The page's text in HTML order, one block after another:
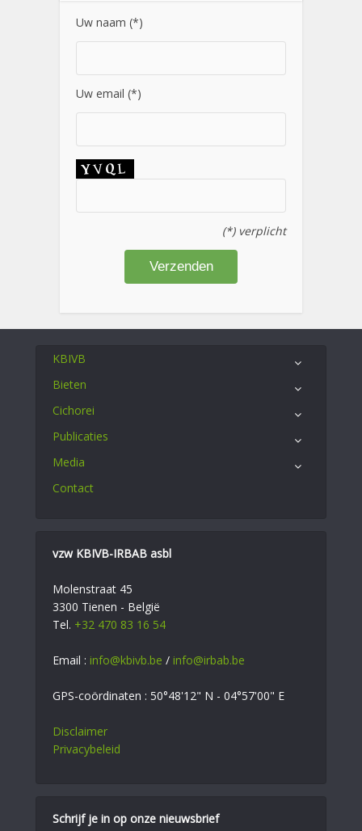
Uw naam (*)
Uw email (*)
(*) verplicht
KBIVB
Bieten
Cichorei
Publicaties
Media
Contact
vzw KBIVB-IRBAB asbl
Molenstraat 45
3300 Tienen - België
Tel. +32 470 83 16 54
Email : info@kbivb.be / info@irbab.be
GPS-coördinaten : 50°48'12" N - 04°57'00" E
Disclaimer
Privacybeleid
Schrijf je in op onze nieuwsbrief